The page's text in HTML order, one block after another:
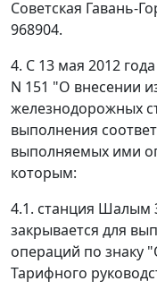
Советская Гавань-
968904.
4. С 13 мая 2012
N 151 "О внесении
железнодорожных
выполнения
выполняемых ими
которым:
4.1. станция Шалым
закрывается для
операций по знаку
Тарифного